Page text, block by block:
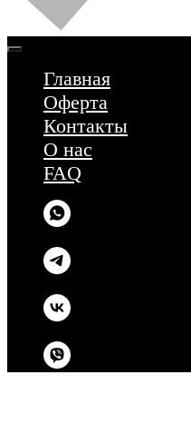
Главная
Оферта
Контакты
О нас
FAQ